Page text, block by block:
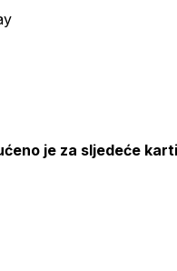
je za sljedeće